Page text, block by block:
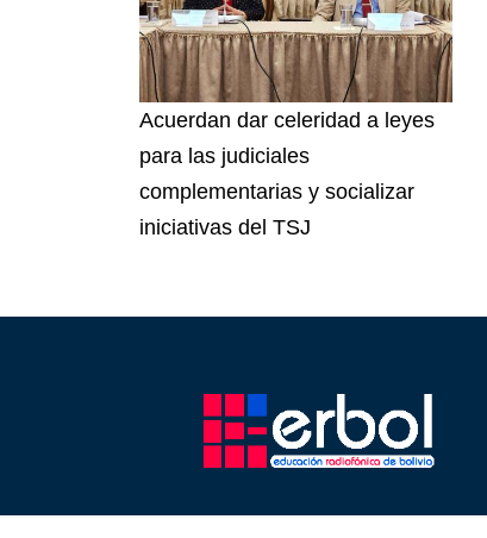
Acuerdan dar celeridad a leyes
para las judiciales
complementarias y socializar
iniciativas del TSJ